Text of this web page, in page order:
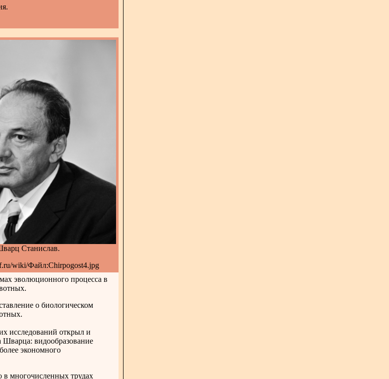
Станислав.
wiki/Файл:Chirpogost4.jpg
эволюционного процесса в
о биологическом
исследований открыл и
Шварца: видообразование
экономного
в многочисленных трудах